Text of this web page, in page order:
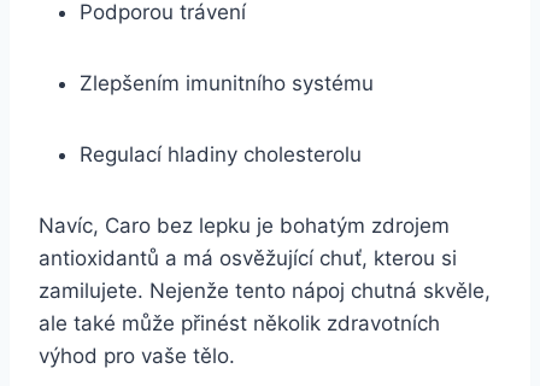
Podporou trávení
Zlepšením imunitního systému
Regulací hladiny cholesterolu
Navíc, Caro bez lepku je bohatým zdrojem
antioxidantů a má osvěžující chuť, kterou si
zamilujete. Nejenže tento nápoj chutná skvěle,
ale také může přinést několik zdravotních
výhod pro vaše tělo.